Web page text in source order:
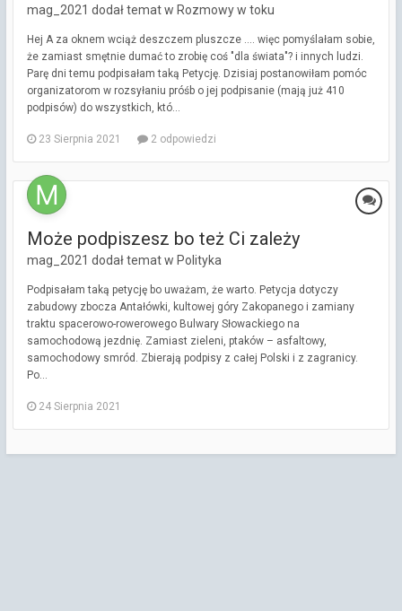
mag_2021 dodał temat w Rozmowy w toku
Hej A za oknem wciąż deszczem pluszcze .... więc pomyślałam sobie,
że zamiast smętnie dumać to zrobię coś "dla świata"? i innych ludzi.
Parę dni temu podpisałam taką Petycję. Dzisiaj postanowiłam pomóc
organizatorom w rozsyłaniu próśb o jej podpisanie (mają już 410
podpisów) do wszystkich, któ...
23 Sierpnia 2021 2 odpowiedzi
Może podpiszesz bo też Ci zależy
mag_2021 dodał temat w Polityka
Podpisałam taką petycję bo uważam, że warto. Petycja dotyczy
zabudowy zbocza Antałówki, kultowej góry Zakopanego i zamiany
traktu spacerowo-rowerowego Bulwary Słowackiego na
samochodową jezdnię. Zamiast zieleni, ptaków – asfaltowy,
samochodowy smród. Zbierają podpisy z całej Polski i z zagranicy.
Po...
24 Sierpnia 2021